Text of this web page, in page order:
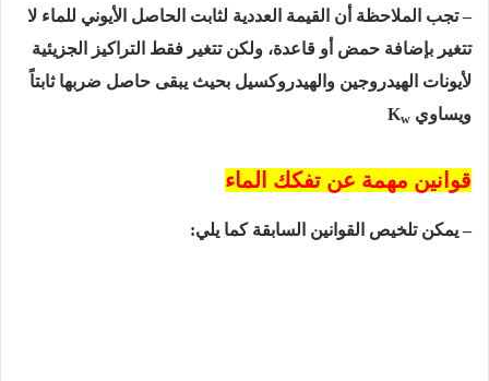
–تجب الملاحظة أن القيمة العددية لثابت الحاصل الأيوني للماء لا
تتغير بإضافة حمض أو قاعدة، ولكن تتغير فقط التراكيز الجزيئية
لأيونات الهيدروجين والهيدروكسيل بحيث يبقى حاصل ضربها ثابتاً
ويساوي
Kw
قوانين مهمة عن تفكك الماء
– يمكن تلخيص القوانين السابقة كما يلي: